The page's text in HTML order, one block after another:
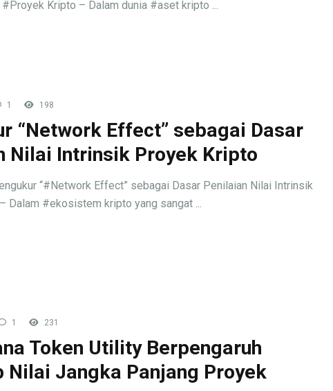
Kripto – Dalam dunia #aset kripto ...
1 198
“Network Effect” sebagai Dasar
Nilai Intrinsik Proyek Kripto
“#Network Effect” sebagai Dasar Penilaian Nilai Intrinsik
Dalam #ekosistem kripto yang sangat ...
1 231
Token Utility Berpengaruh
Nilai Jangka Panjang Proyek